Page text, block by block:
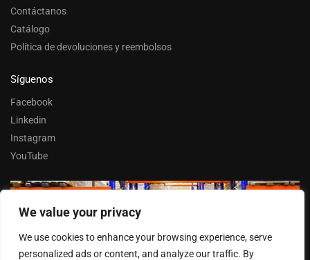
We value your privacy
We use cookies to enhance your browsing experience, serve
personalized ads or content, and analyze our traffic. By
Contáctanos
Catálogo
Política de devoluciones y reembolsos
Síguenos
Facebook
Linkedin
Instagram
YouTube
Trabaja con nosotros
Entrar